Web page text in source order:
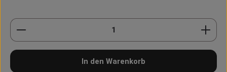
Produkt Anzahl: Gib den gewünschten Wert ein
In den Warenkorb